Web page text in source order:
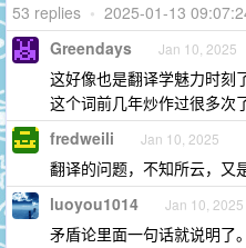
53 replies • 2025-01-13
Greendays Jan 10, 2025
这好像也是翻译学魅力时刻
这个词前几年炒作过很多次
fredweili Jan 10, 2025
翻译的问题，不知所云，又
luoyou1014 Jan 10, 2025
矛盾论里面一句话就说明了。